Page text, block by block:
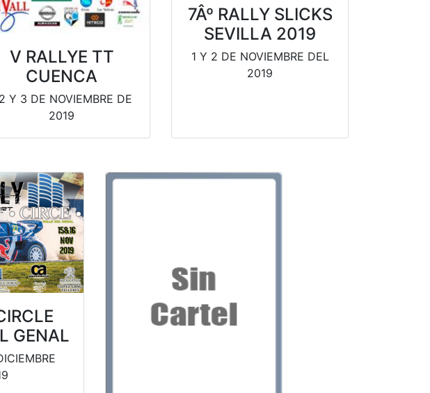
V RALLYE TT
CUENCA
Y 3 DE NOVIEMBRE DE
2019
7Âº RALLY SLICKS
SEVILLA 2019
1 Y 2 DE NOVIEMBRE DEL
2019
GENAL